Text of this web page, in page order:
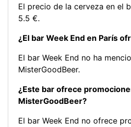
El precio de la cerveza en el
5.5 €.
¿El bar Week End en París
El bar Week End no ha
MisterGoodBeer.
¿Este bar ofrece
MisterGoodBeer?
El bar Week End no ofrece